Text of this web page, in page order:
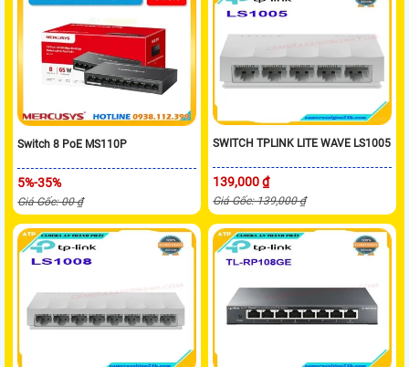
Switch 8 PoE MS110P
5%-35%
Giá Gốc: 00 ₫
SWITCH TPLINK LITE WAVE LS1005
139,000 ₫
Giá Gốc: 139,000 ₫